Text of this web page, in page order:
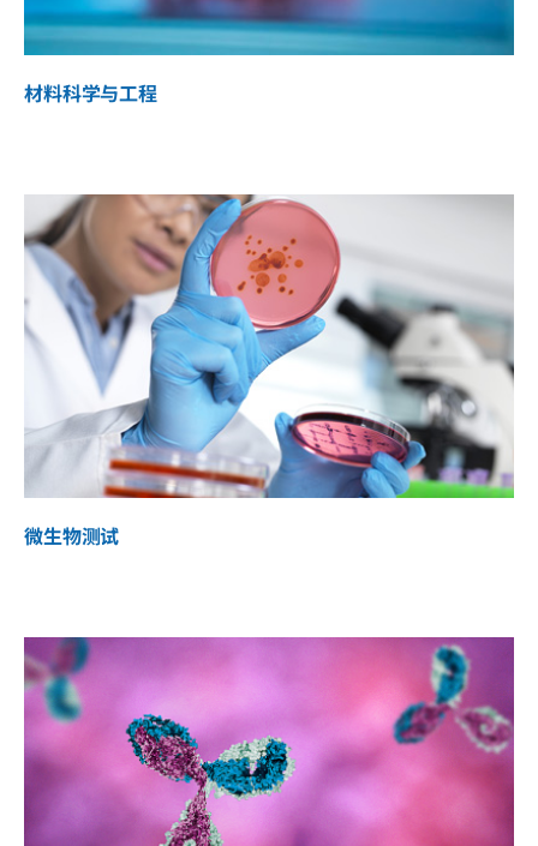
材料科学与工程
微生物测试